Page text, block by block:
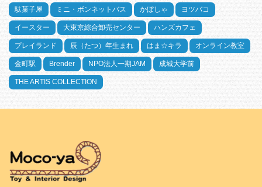
駄菓子屋 ミニ・ボンネットバス かぼしゃ ヨツバコ
イースター 大東京綜合卸売センター ハンズカフェ
プレイランド 辰（たつ）年生まれ はま☆キラ オンライン教室
金町駅 Brender NPO法人一期JAM 成城大学前
THE ARTIS COLLECTION